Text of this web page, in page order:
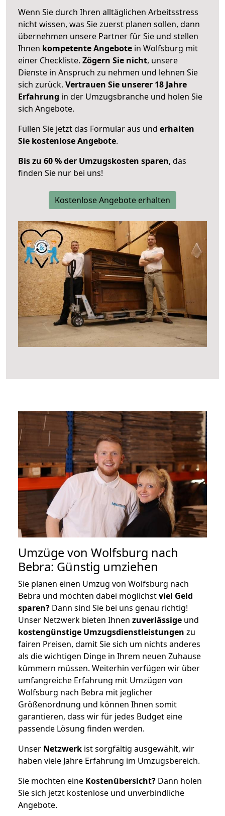
Wenn Sie durch Ihren alltäglichen Arbeitsstress
nicht wissen, was Sie zuerst planen sollen, dann
übernehmen unsere Partner für Sie und stellen
Ihnen kompetente Angebote in Wolfsburg mit
einer Checkliste. Zögern Sie nicht, unsere
Dienste in Anspruch zu nehmen und lehnen Sie
sich zurück. Vertrauen Sie unserer 18 Jahre
Erfahrung in der Umzugsbranche und holen Sie
sich Angebote.
Füllen Sie jetzt das Formular aus und erhalten
Sie kostenlose Angebote.
Bis zu 60 % der Umzugskosten sparen, das
finden Sie nur bei uns!
Kostenlose Angebote erhalten
Umzüge von Wolfsburg nach
Bebra: Günstig umziehen
Sie planen einen Umzug von Wolfsburg nach
Bebra und möchten dabei möglichstviel Geld
sparen? Dann sind Sie bei uns genau richtig!
Unser Netzwerk bieten Ihnen zuverlässige und
kostengünstige Umzugsdienstleistungen zu
fairen Preisen, damit Sie sich um nichts anderes
als die wichtigen Dinge in Ihrem neuen Zuhause
kümmern müssen. Weiterhin verfügen wir über
umfangreiche Erfahrung mit Umzügen von
Wolfsburg nach Bebra mit jeglicher
Größenordnung und können Ihnen somit
garantieren, dass wir für jedes Budget eine
passende Lösung finden werden.
Unser Netzwerk ist sorgfältig ausgewählt, wir
haben viele Jahre Erfahrung im Umzugsbereich.
Sie möchten eine Kostenübersicht? Dann holen
Sie sich jetzt kostenlose und unverbindliche
Angebote.